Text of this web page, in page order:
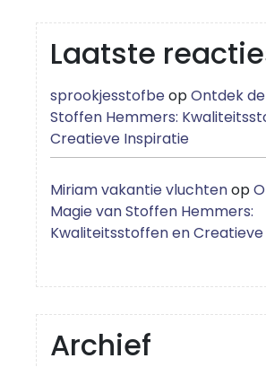
Laatste
sprookjesstofbeopOntdek
Stoffen Hemmers:
Creatieve Inspiratie
Miriam vakantie vluchtenop
Magie van Stoffen Hemmers:
Kwaliteitsstoffen en
Archief